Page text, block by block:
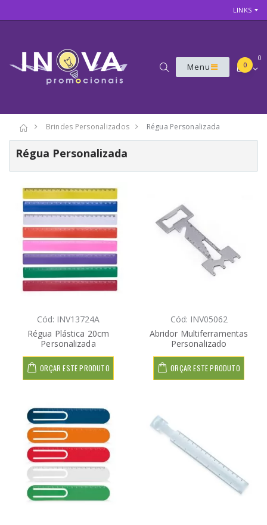
LINKS
Menu
0
0
Brindes Personalizados Régua Personalizada
Régua Personalizada
Cód: INV13724A
Régua Plástica 20cm
Personalizada
ORÇAR ESTE PRODUTO
Cód: INV05062
Abridor Multiferramentas
Personalizado
ORÇAR ESTE PRODUTO